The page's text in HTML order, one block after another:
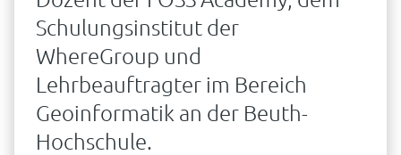
Schulungsinstitut der
WhereGroup und
Lehrbeauftragter im Bereich
Geoinformatik an der Beuth-
Hochschule.